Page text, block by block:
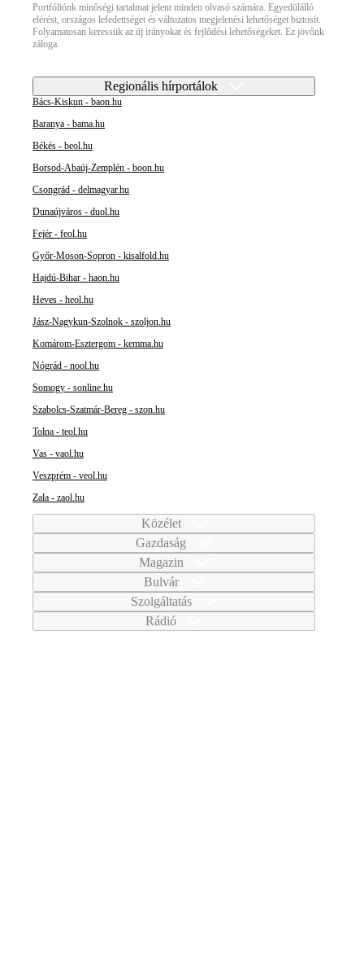
Portfóliónk minőségi tartalmat jelent minden olvasó számára. Egyedülálló
elérést, országos lefedettséget és változatos megjelenési lehetőséget biztosít.
Folyamatosan keressük az új irányokat és fejlődési lehetőségeket. Ez jövőnk
záloga.
Regionális hírportálok
Bács-Kiskun - baon.hu
Baranya - bama.hu
Békés - beol.hu
Borsod-Abaúj-Zemplén - boon.hu
Csongrád - delmagyar.hu
Dunaújváros - duol.hu
Fejér - feol.hu
Győr-Moson-Sopron - kisalfold.hu
Hajdú-Bihar - haon.hu
Heves - heol.hu
Jász-Nagykun-Szolnok - szoljon.hu
Komárom-Esztergom - kemma.hu
Nógrád - nool.hu
Somogy - sonline.hu
Szabolcs-Szatmár-Bereg - szon.hu
Tolna - teol.hu
Vas - vaol.hu
Veszprém - veol.hu
Zala - zaol.hu
Közélet
Gazdaság
Magazin
Bulvár
Szolgáltatás
Rádió